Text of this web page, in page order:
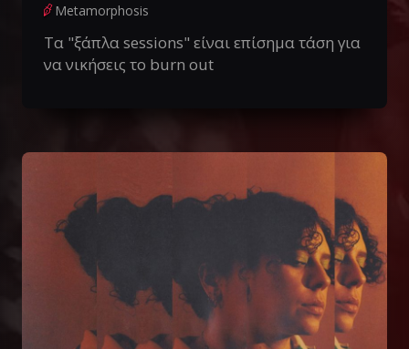
Metamorphosis
Τα "ξάπλα sessions" είναι επίσημα τάση για
να νικήσεις το burn out